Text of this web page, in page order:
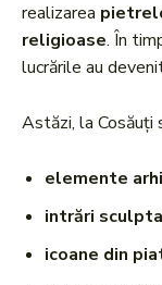
realizarea
religioase. În
lucrările au
Astăzi, la Cosăuți
elemente
intrări
icoane din